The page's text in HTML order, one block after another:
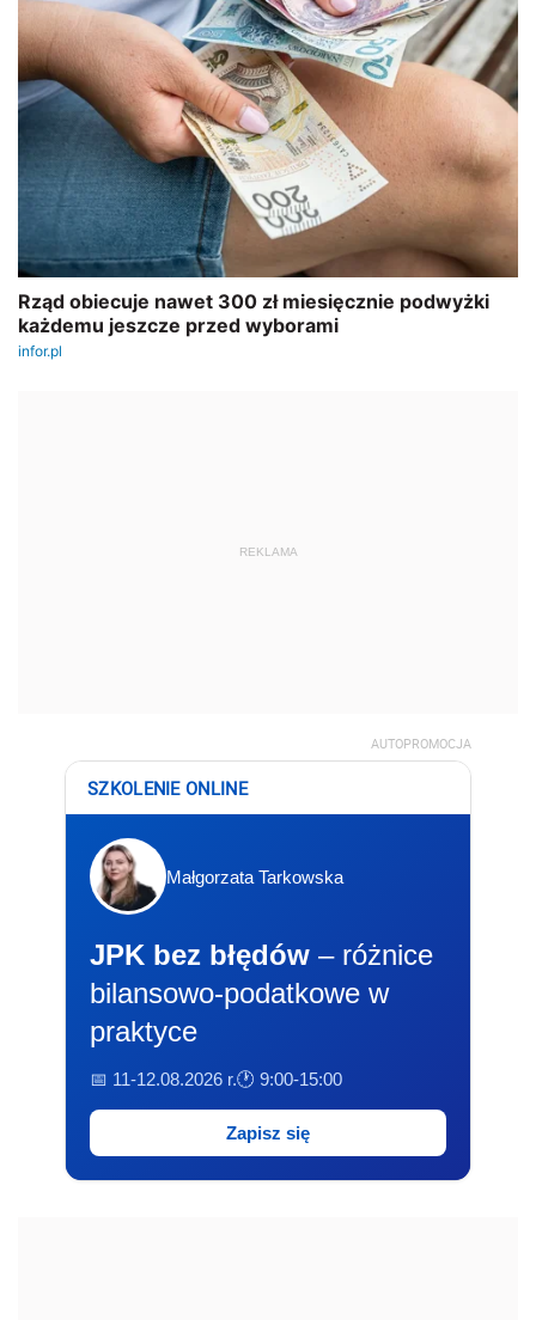
REKLAMA
AUTOPROMOCJA
SZKOLENIE ONLINE
Małgorzata Tarkowska
JPK bez błędów – różnice
bilansowo-podatkowe w
praktyce
📅 11-12.08.2026 r.🕐 9:00-15:00
Zapisz się